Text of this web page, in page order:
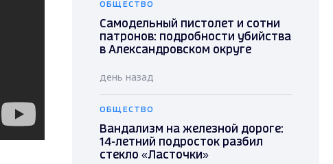
ОБЩЕСТВО
Самодельный пистолет и сотни
патронов: подробности убийства
в Александровском округе
день назад
ОБЩЕСТВО
Вандализм на железной дороге:
14-летний подросток разбил
стекло «Ласточки»